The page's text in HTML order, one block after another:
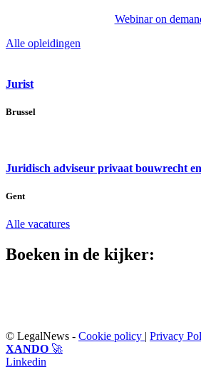
Webinar on
Alle opleidingen
Jurist
Brussel
Juridisch adviseur privaat bouwrecht
Gent
Alle vacatures
Boeken in de kijker:
© LegalNews - Cookie policy | Privacy
XANDO 🚀
Linkedin